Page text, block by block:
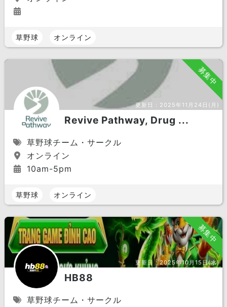
草野球 オンライン
募集中
更新日： 2025年11月24日(月)
Revive Pathway, Drug ...
草野球チーム・サークル
オンライン
10am-5pm
草野球 オンライン
募集中
更新日：2025年10月15日(水)
HB88
草野球チーム・サークル